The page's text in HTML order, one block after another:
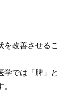
を改善させるこ
学では「脾」と